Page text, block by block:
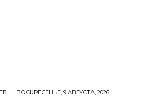
ВОСКРЕСЕНЬЕ, 9 АВГУСТА, 2026